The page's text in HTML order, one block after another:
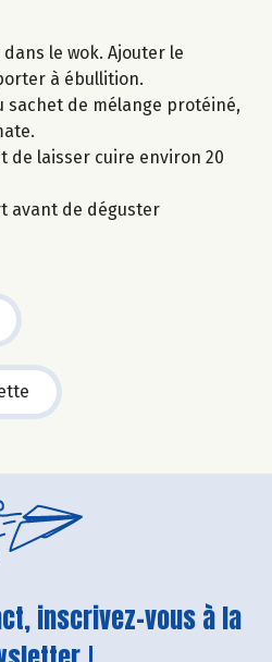
le wok. Ajouter le
à ébullition.
sachet de mélange protéiné,
de laisser cuire environ 20
avant de déguster
inscrivez-vous à la